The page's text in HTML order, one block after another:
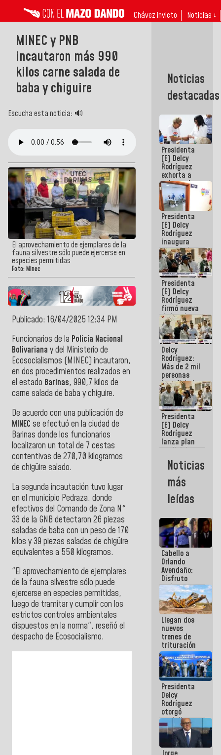
Chávez invicto Noticias ↓
MINEC y PNB
incautaron más 990
kilos carne salada de
baba y chiguire
Escucha esta noticia: 🔊
El aprovechamiento de ejemplares de la
fauna silvestre sólo puede ejercerse en
especies permitidas
Foto: Minec
Publicado: 16/04/2025 12:34 PM
Funcionarios de la Policía Nacional
Bolivariana y del Ministerio de
Ecosocialismos (MINEC) incautaron,
en dos procedimientos realizados en
el estado Barinas, 990,7 kilos de
carne salada de baba y chiguire.
De acuerdo con una publicación de
MINEC se efectuó en la ciudad de
Barinas donde los funcionarios
localizaron un total de 7 cestas
contentivas de 270,70 kilogramos
de chigüire salado.
La segunda incautación tuvo lugar
en el municipio Pedraza, donde
efectivos del Comando de Zona N°
33 de la GNB detectaron 26 piezas
saladas de baba con un peso de 170
kilos y 39 piezas saladas de chigüire
equivalentes a 550 kilogramos.
"El aprovechamiento de ejemplares
de la fauna silvestre sólo puede
ejercerse en especies permitidas,
luego de tramitar y cumplir con los
estrictos controles ambientales
dispuestos en la norma", reseñó el
despacho de Ecosocialismo.
Noticias
destacadas
Presidenta
(E) Delcy
Rodríguez
exhorta a
gobernadores
y alcaldes a
edificar
casas para
abuelos
Presidenta
(E) Delcy
Rodríguez
inaugura
casa de los
Abuelos
Primavera
en Caracas
Presidenta
(E) Delcy
Rodríguez
firmó nueva
de Ley de
Arrendamiento
aprobada
por la AN
Delcy
Rodríguez:
Más de 2 mil
personas
beneficiadas
con planes
para
atención de
emergencia
sísmica en
la última
semana
Presidenta
(E) Delcy
Rodríguez
lanza plan
crediticio
con subsidio
a Juntas de
Condominio
Noticias
más
leídas
Cabello a
Orlando
Avendaño:
Disfruto
cada vez
que escribes
porque lo
que haces
es
embarrarla
Llegan dos
nuevos
trenes de
trituración
para
optimizar
manejo de
escombros
en La Guaira
Presidenta
Delcy
Rodríguez
otorgó
medalla
"Héroe de
Venezuela"
a servidores